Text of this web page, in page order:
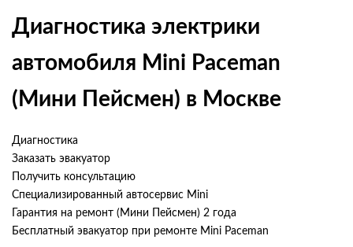
Диагностика электрики
автомобиля Mini Paceman
(Мини Пейсмен) в Москве
Диагностика
Заказать эвакуатор
Получить консультацию
Специализированный автосервис Mini
Гарантия на ремонт (Мини Пейсмен) 2 года
Бесплатный эвакуатор при ремонте Mini Paceman